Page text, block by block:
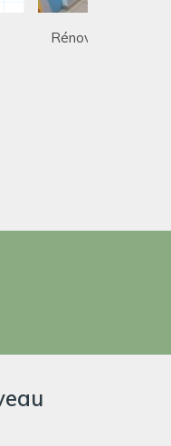
Rénovation